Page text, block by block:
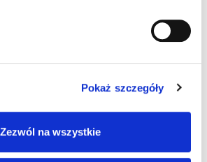
Pokaż szczegóły
Zezwól na wszystkie